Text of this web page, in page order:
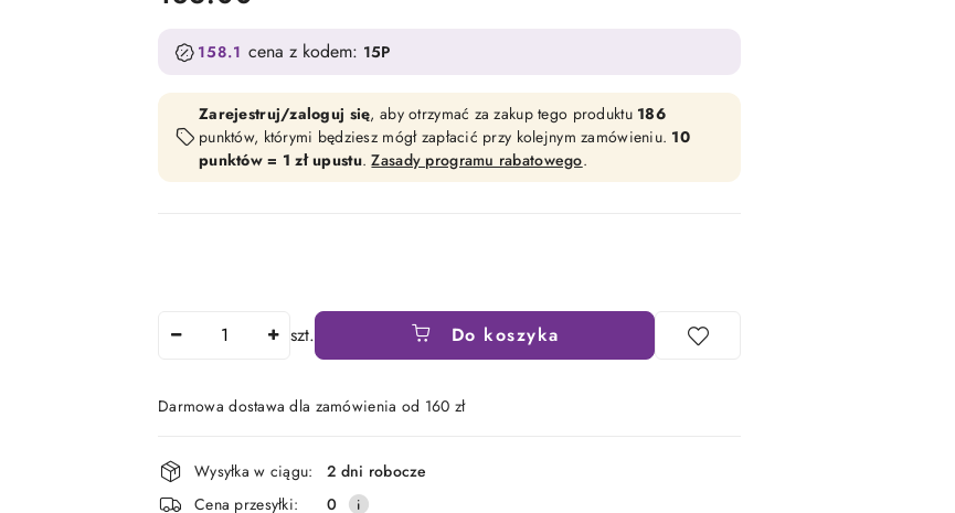
158.1 cena z kodem: 15P
Zarejestruj/zaloguj się, aby otrzymać za zakup tego produktu 186
punktów, którymi będziesz mógł zapłacić przy kolejnym zamówieniu. 10
punktów = 1 zł upustu.Zasady programu rabatowego.
szt. Do koszyka
Darmowa dostawa dla zamówienia od 160 zł
Dostępność
i
Wysyłka w ciągu:
2 dni robocze
Cena przesyłki:
0